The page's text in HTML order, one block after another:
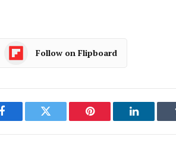
Follow on Flipboard
Facebook Twitter Pinterest LinkedIn